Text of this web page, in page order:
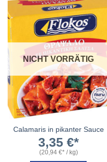
NICHT VORRÄTIG
Calamaris in pikanter Sauce
3,35 €
(20,94 € /kg)